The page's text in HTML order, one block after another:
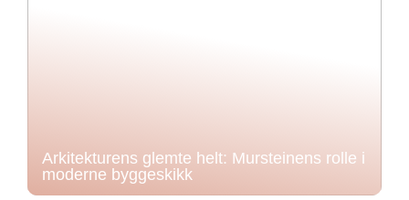
Arkitekturens glemte helt: Mursteinens rolle i
moderne byggeskikk